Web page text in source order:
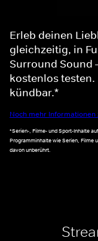
Erleb deinen
gleichzeitig, in
Surround Sound
kostenlos
kündbar.*
Noch mehr Informationen
*Serien-, Filme- und Sport-Inhalte
Programminhalte wie Serien, Filme
davon unberührt.